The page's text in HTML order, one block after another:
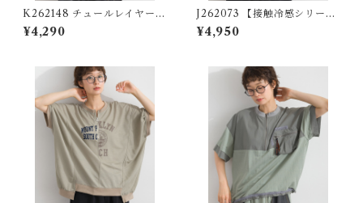
K262148 チュールレイヤード
異素材切替プルオーバー / Tul
le-Layered Mixed-Fabric
¥4,290
J262073 【接触冷感シリー
ズ】異素材切替 袖シャーリン
グプルオーバー / Cool-Touc
¥4,950